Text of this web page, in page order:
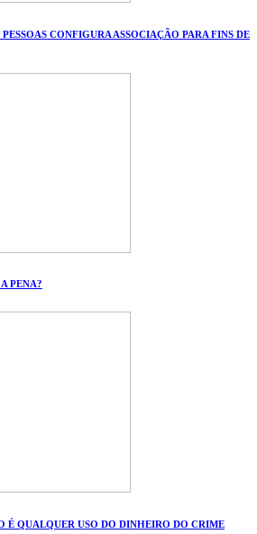
CONFIGURA ASSOCIAÇÃO PARA FINS DE
PENA?
É QUALQUER USO DO DINHEIRO DO CRIME